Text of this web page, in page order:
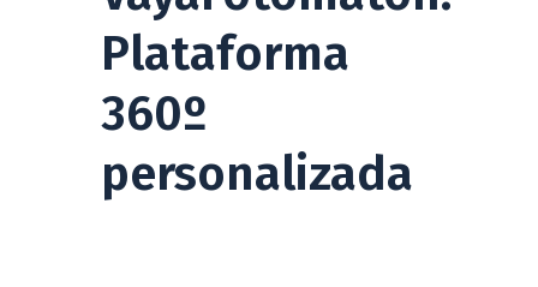
Plataforma
360º
personalizada